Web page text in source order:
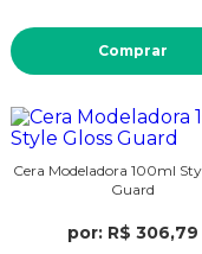
Comprar
Cera Modeladora 100ml
Guard
por: R$ 306,79